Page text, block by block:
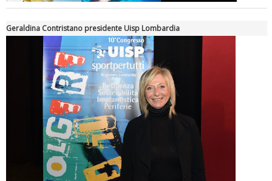
Luglio 2026: "Pensando con i piedi, si possono fare le
rivoluzioni"
Geraldina Contristano presidente Uisp Lombardia